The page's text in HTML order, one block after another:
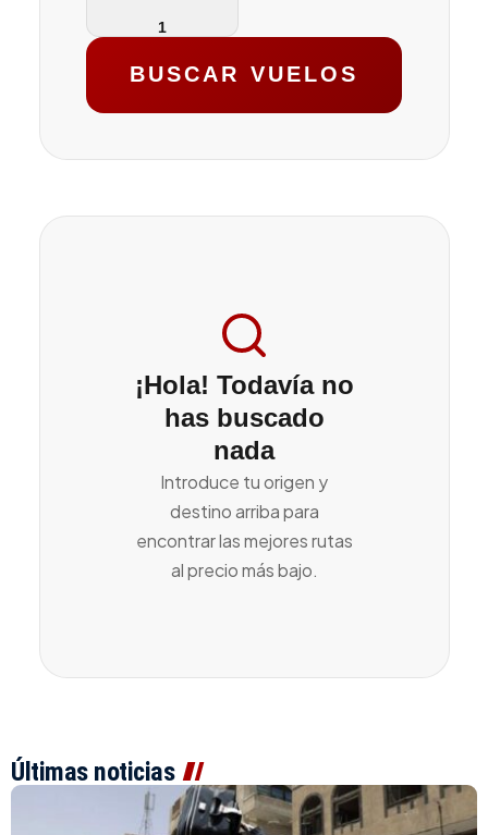
BUSCAR VUELOS
¡Hola! Todavía no
has buscado
nada
Introduce tu origen y
destino arriba para
encontrar las mejores rutas
al precio más bajo.
Últimas noticias